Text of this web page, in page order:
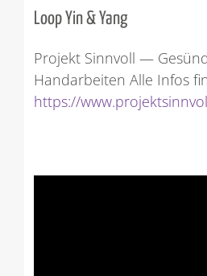
Loop Yin & Yang
Projekt Sinnvoll —
Handarbeiten Alle Infos
https://